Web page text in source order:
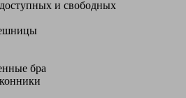
и свободных
бра